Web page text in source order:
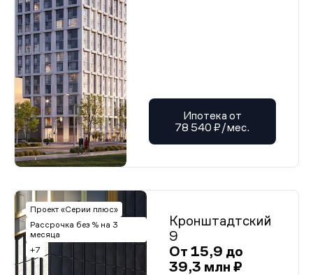
Ипотека от
78 540 ₽/мес.
Проект «Серии плюс»
Рассрочка без % на 3
месяца
+7
Кронштадтский
9
От 15,9 до
39,3 млн ₽